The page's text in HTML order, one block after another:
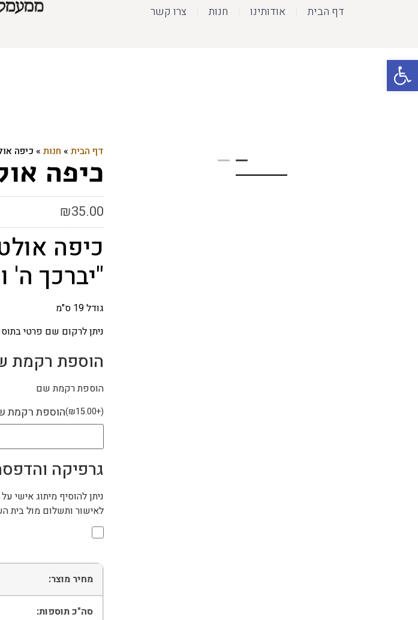
פתח סרגל נגישות
דף הבית אודותינו חנות צרו קשר
דף הבית » חנות » כיפה
כיפה
₪35.00
כיפה
"יברכך ה'
גודל 19 ס"מ
ניתן לרקום שם פרטי בתוספת
הוספת רקמת
הוספת רקמת שם
הוספת רקמת (
+
₪15.00
)
גרפיקה
לאישור ותשלום מול בית
מחיר מוצר:
סה"כ תוספות: